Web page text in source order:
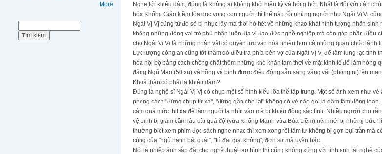
More
Nghe tới khiêu dâm, đúng là không ai không khỏi hiếu kỳ và hóng hớt. Nhất là đối với dân
hóa Khổng Giáo kiềm tỏa dục vọng con người thì thế nào rồi những người như Ngải Vị Vị
Ngải Vị Vị cũng từ đó sẽ bị nhục lây mà thôi hò hét về những khao khát hình tượng nhân
không những đóng vai trò phủ nhận luôn địa vị đạo đức nghề nghiệp mà còn góp phần điều
cho Ngải Vị Vị là những nhân vật có quyền lực văn hóa nhiều hơn cả những quan chức lãnh
Lực lượng công an cũng tới thăm dò điều tra phía bên vợ của Ngải Vị Vị để làm lung lạc tinh
hóa nội bộ bằng cách chồng chất thêm những khó khăn tạm thời về mặt kinh tế để làm hỏng
đảng Ngũ Mao (50 xu) và hồng vệ binh được điều động sẵn sàng văng vãi (phóng ni) lên
Khoả thân có phải là khiêu dâm?
Đúng là nghệ sĩ Ngải Vị Vị có chụp một số hình kiểu lõa thể tập trung. Một số ảnh xem như
phong cách "đứng chụp từ xa", "đứng gần che lại" không có vẻ nào gọi là dâm tâm động
cảm quá mức thịt da để làm người ta nhìn vào mà bị khiêu động sắc tình. Nhiều người cho
vệ binh bị giam cầm lâu dài quá độ (vừa Khổng Mạnh vừa Búa Liềm) nên mới bị những bức
thường biết xem phim đọc sách nghe nhạc thì xem xong rồi tâm tư không bị gợn bụi trần mà
cùng của "ngũ hành bát quái", "tứ đại giai không"; đơn sơ mà uyên bác.
Nói là nhiếp ảnh sắp đặt cho nghệ thuật tạo hình thì cũng không xứng với tinh anh tài nghệ